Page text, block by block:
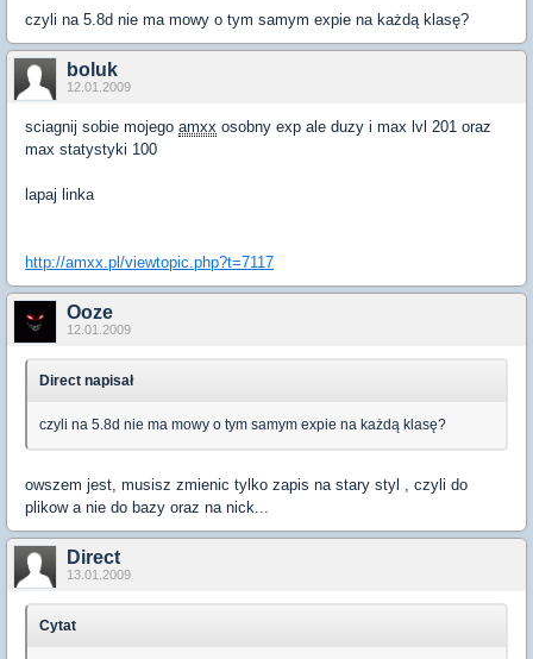
czyli na 5.8d nie ma mowy o tym samym expie na każdą klasę?
boluk
12.01.2009
sciagnij sobie mojego amxx osobny exp ale duzy i max lvl 201 oraz
max statystyki 100
lapaj linka
http://amxx.pl/viewtopic.php?t=7117
Ooze
12.01.2009
Direct napisał
czyli na 5.8d nie ma mowy o tym samym expie na każdą klasę?
owszem jest, musisz zmienic tylko zapis na stary styl , czyli do
plikow a nie do bazy oraz na nick...
Direct
13.01.2009
Cytat